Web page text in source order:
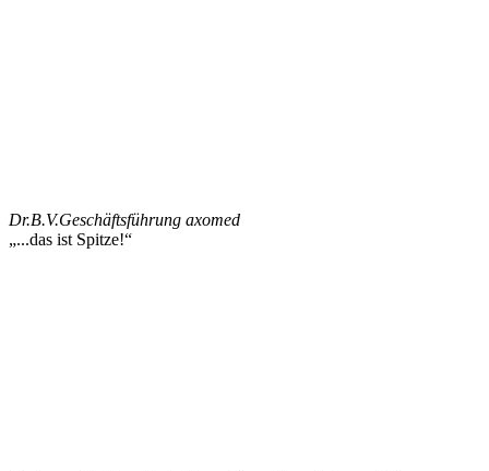
Dr.B.V.Geschäftsführung axomed
„...das ist Spitze!“